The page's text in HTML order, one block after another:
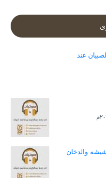
عند
والدخان